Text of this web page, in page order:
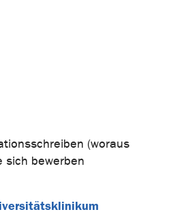
(woraus
sich bewerben